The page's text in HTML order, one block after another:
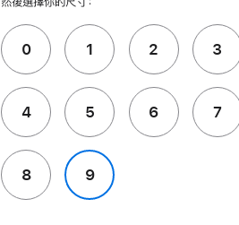
0 1 2 3
4 5 6 7
8 9